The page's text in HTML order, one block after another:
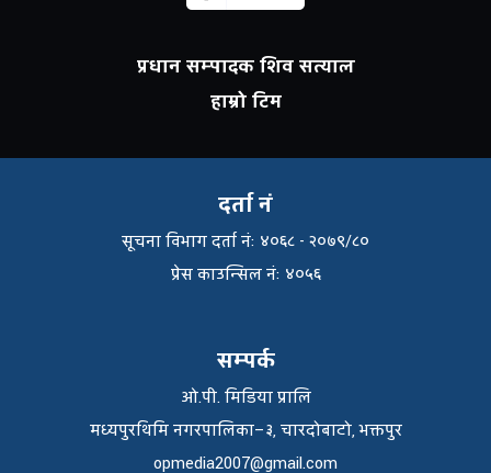
प्रधान सम्पादक शिव सत्याल
हाम्रो टिम
दर्ता नं
सूचना विभाग दर्ता नंः ४०६८ - २०७९/८०
प्रेस काउन्सिल नंः ४०५६
सम्पर्क
ओ.पी. मिडिया प्रालि
मध्यपुरथिमि नगरपालिका–३, चारदोबाटो, भक्तपुर
opmedia2007@gmail.com